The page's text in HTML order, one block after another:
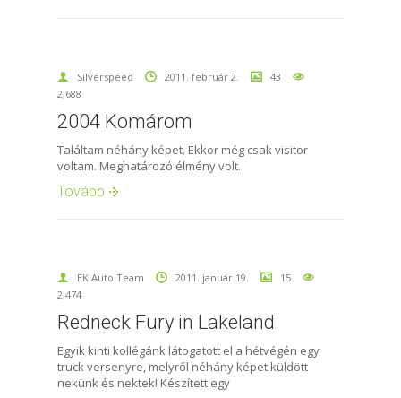
Silverspeed 2011. február 2.
43
2,688
2004 Komárom
Találtam néhány képet. Ekkor még csak visitor
voltam. Meghatározó élmény volt.
Tovább
EK Auto Team 2011. január 19.
15
2,474
Redneck Fury in Lakeland
Egyik kinti kollégánk látogatott el a hétvégén egy
truck versenyre, melyről néhány képet küldött
nekünk és nektek! Készített egy